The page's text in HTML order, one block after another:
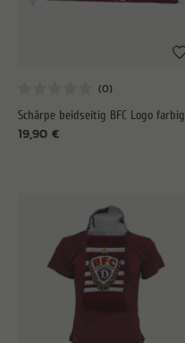
Schärpe beidseitig BFC Logo farbig
19,90 €